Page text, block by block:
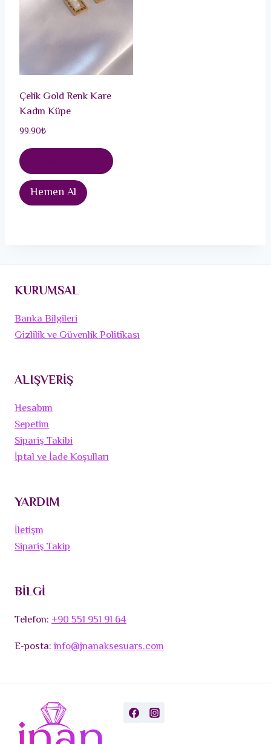
Çelik Gold Renk Kare
Kadın Küpe
99.90₺
Hemen Al
KURUMSAL
Banka Bilgileri
Gizlilik ve Güvenlik Politikası
ALIŞVERİŞ
Hesabım
Sepetim
Sipariş Takibi
İptal ve İade Koşulları
YARDIM
İletişm
Sipariş Takip
BİLGİ
Telefon:+90 551 951 91 64
E-posta:info@jnanaksesuars.com